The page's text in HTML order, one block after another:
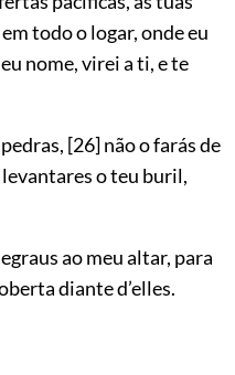
todo o logar, onde eu
nome, virei a ti, e te
[26]não o farás de
o teu buril,
ao meu altar, para
diante d’elles.